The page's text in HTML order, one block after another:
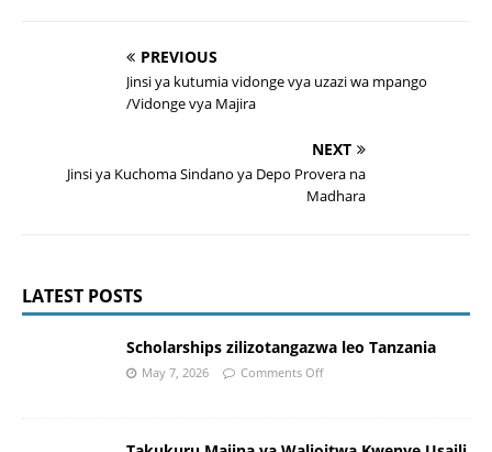
PREVIOUS
Jinsi ya kutumia vidonge vya uzazi wa mpango
/Vidonge vya Majira
NEXT
Jinsi ya Kuchoma Sindano ya Depo Provera na
Madhara
LATEST POSTS
Scholarships zilizotangazwa leo Tanzania
May 7, 2026 Comments Off